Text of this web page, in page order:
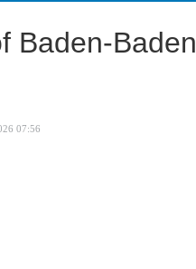
Baden-Baden
07:56